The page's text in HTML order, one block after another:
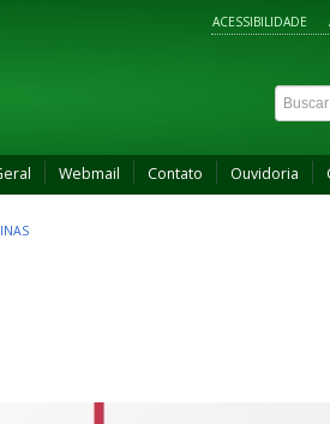
ACESSIBILIDADE
Webmail Contato Ouvidoria